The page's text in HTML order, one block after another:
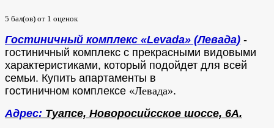
5 бал(ов) от 1 оценок
Гостиничный комплекс «Levada» (Левада) -
гостиничный комплекс с прекрасными видовыми
характеристиками, который подойдет для всей
семьи. Купить апартаменты в
гостиничном комплексе «Левада».
Адрес: Туапсе, Новоросийсское шоссе, 6А.